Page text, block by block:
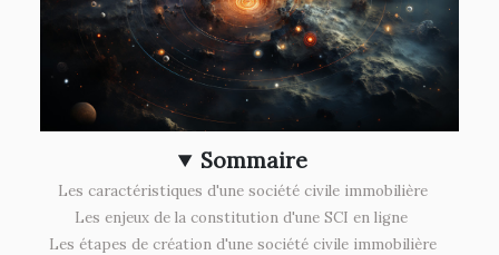
Sommaire
Les caractéristiques d'une société civile immobilière
Les enjeux de la constitution d'une SCI en ligne
Les étapes de création d'une société civile immobilière